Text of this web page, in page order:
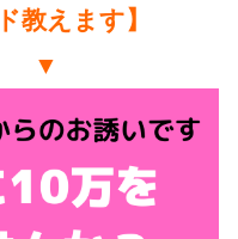
教えます】
▼